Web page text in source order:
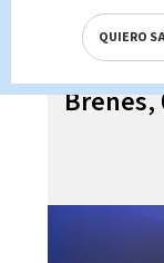
Brenes,
QUIERO